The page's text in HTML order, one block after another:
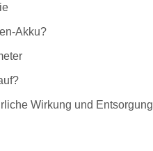
Akku?
Wirkung und Entsorgung